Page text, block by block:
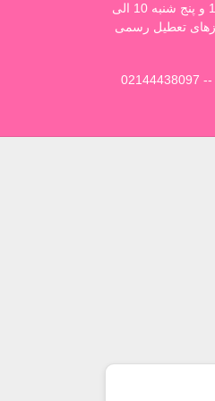
است --- از شنبه تا چهار شنبه 10 الی 17 و پنج شنبه 10 الی
تعطیل رسمی